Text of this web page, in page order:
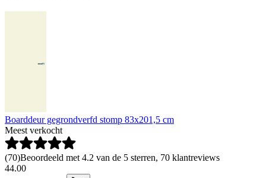
Boarddeur gegrondverfd stomp 83x201,5 cm
Meest verkocht
(70)Beoordeeld met 4.2 van de 5 sterren, 70 klantreviews
44.00